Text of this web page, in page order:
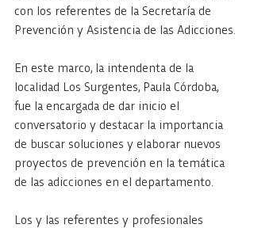
con los referentes de la Secretaría de
Prevención y Asistencia de las Adicciones.
En este marco, la intendenta de la
localidad Los Surgentes, Paula Córdoba,
fue la encargada de dar inicio el
conversatorio y destacar la importancia
de buscar soluciones y elaborar nuevos
proyectos de prevención en la temática
de las adicciones en el departamento.
Los y las referentes y profesionales